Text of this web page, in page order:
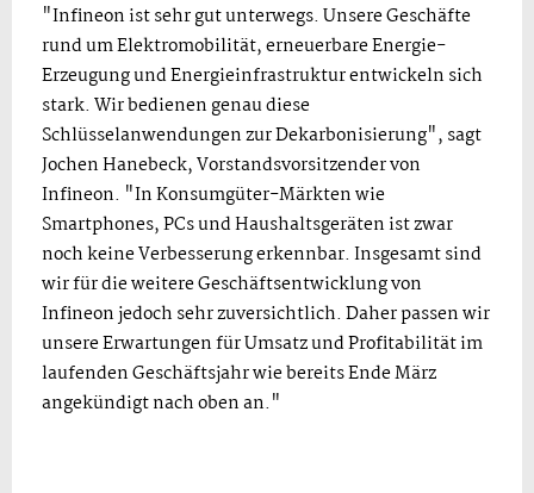
"Infineon ist sehr gut unterwegs. Unsere Geschäfte
rund um Elektromobilität, erneuerbare Energie-
Erzeugung und Energieinfrastruktur entwickeln sich
stark. Wir bedienen genau diese
Schlüsselanwendungen zur Dekarbonisierung", sagt
Jochen Hanebeck, Vorstandsvorsitzender von
Infineon. "In Konsumgüter-Märkten wie
Smartphones, PCs und Haushaltsgeräten ist zwar
noch keine Verbesserung erkennbar. Insgesamt sind
wir für die weitere Geschäftsentwicklung von
Infineon jedoch sehr zuversichtlich. Daher passen wir
unsere Erwartungen für Umsatz und Profitabilität im
laufenden Geschäftsjahr wie bereits Ende März
angekündigt nach oben an."